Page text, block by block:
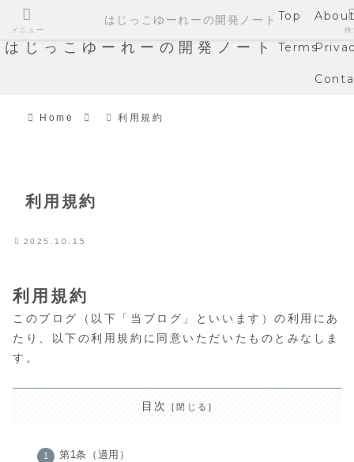
はじっこゆーれーの開発ノート
Top
Terms
Home 利用規約
利用規約
2025.10.15
利用規約
このブログ（以下「当ブログ」といいます）の利用にあ
たり、以下の利用規約に同意いただいたものとみなしま
す。
目次
第1条（適用）
メニュー
はじっこゆーれーの開発ノート